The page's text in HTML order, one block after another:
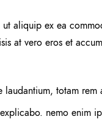
aliquip ex ea
at vero eros et
laudantium, totam rem
nemo enim